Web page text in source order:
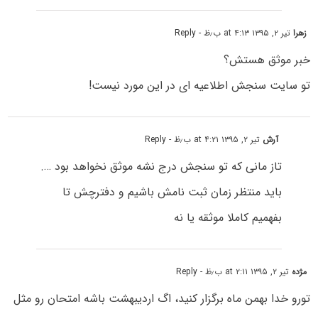
زهراتیر ۲, ۱۳۹۵ at ۴:۱۳ ب٫ظ - Reply
خبر موثق هستش؟
تو سایت سنجش اطلاعیه ای در این مورد نیست!
آرش تیر ۲, ۱۳۹۵ at ۴:۲۱ ب٫ظ - Reply
تاز مانی که تو سنجش درج نشه موثق نخواهد بود ….
باید منتظر زمان ثبت نامش باشیم و دفترچش تا
بفهمیم کاملا موثقه یا نه
مژده تیر ۲, ۱۳۹۵ at ۲:۱۱ ب٫ظ - Reply
تورو خدا بهمن ماه برگزار کنید، اگ اردیبهشت باشه امتحان رو مثل